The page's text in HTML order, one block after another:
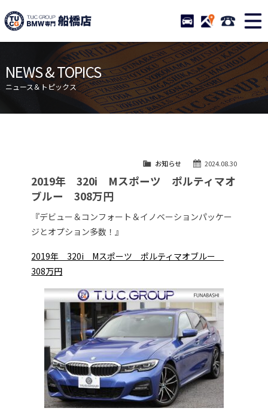
TUCグループ BMW専門 船
STOCK ACCESS 047-
ニュース
在庫リスト
目玉車両一覧
店舗紹介
保証＆サービス
アクセスマップ
自動車保険
TUCとは？
納車blog
スタッフblog
会社概要
NEWS & TOPICS
ニュース＆トピックス
2024.08.30
お知らせ
2019年 320i Mスポーツ ポルティマオ
ブルー 308万円
『デビュー＆コンフォート＆イノベーションパッケー
ジとオプション多数！』
2019年 320i Mスポーツ ポルティマオブルー
308万円